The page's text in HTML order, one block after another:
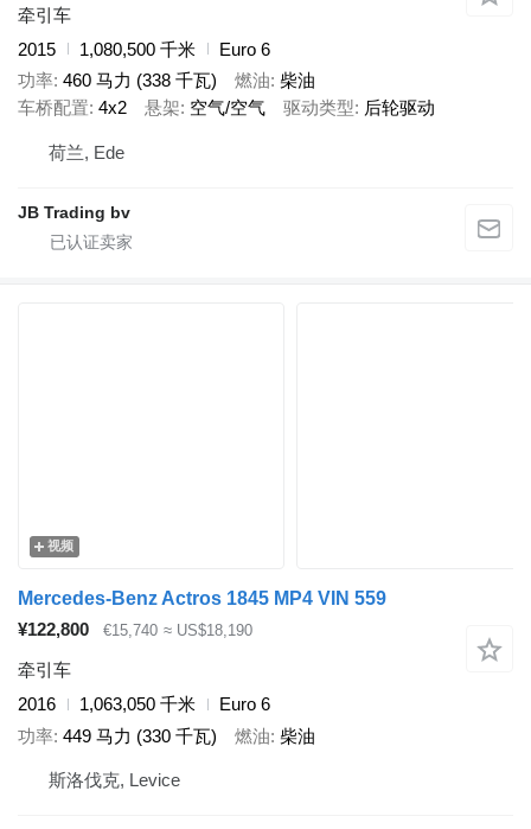
牵引车
2015
1,080,500 千米
Euro 6
功率 460 马力 (338 千瓦) 燃油 柴油
车桥配置 4x2 悬架 空气/空气 驱动类型 后轮驱动
荷兰, Ede
JB Trading bv
视频
Mercedes-Benz Actros 1845 MP4 VIN 559
¥122,800
€15,740 ≈ US$18,190
牵引车
2016
1,063,050 千米
Euro 6
功率 449 马力 (330 千瓦) 燃油 柴油
斯洛伐克, Levice